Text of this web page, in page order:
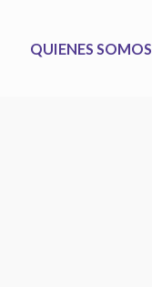
QUIENES SOMOS